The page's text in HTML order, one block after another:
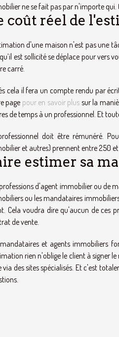
ne se fait pas par n'importe
coût réel de
d'une maison n'est pas une
est sollicité se déplace pour vers
carré.
cela il fera un compte rendu par
page pour en savoir plus sur la
de temps à un professionnel. Et
doit être rémunéré.
et autres) prennent entre 250
estimer sa
d'agent immobilier ou de
ou les mandataires
Cela voudra dire qu'aucun de ces
de vente.
et agents immobiliers
rien n'oblige le client à signer
via des sites spécialisés. Et c'est